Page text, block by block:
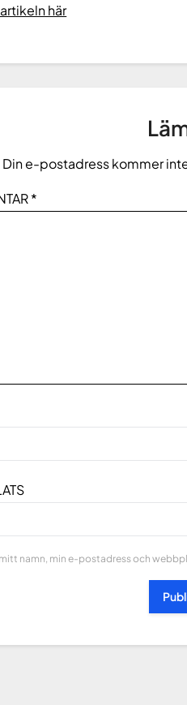
här
Din e-postadress kommer
*
namn, min e-postadress och